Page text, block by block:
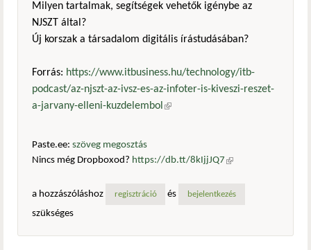
Milyen tartalmak, segítségek vehetők igénybe az
NJSZT által?
Új korszak a társadalom digitális írástudásában?
Forrás: https://www.itbusiness.hu/technology/itb-
podcast/az-njszt-az-ivsz-es-az-infoter-is-kiveszi-reszet-
a-jarvany-elleni-kuzdelembol(külső hivatkozás)
Paste.ee: szöveg megosztás
Nincs még Dropboxod? https://db.tt/8kIjjJQ7 (külső
a hozzászóláshoz
regisztráció és bejelentkezés
szükséges